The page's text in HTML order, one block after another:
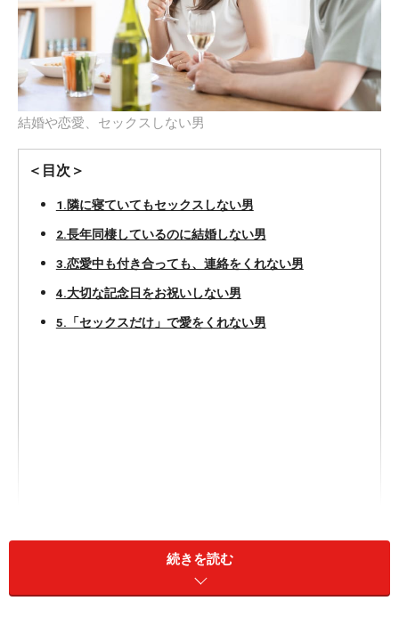
結婚や恋愛、セックスしない男
＜目次＞
1.隣に寝ていてもセックスしない男
2.長年同棲しているのに結婚しない男
3.恋愛中も付き合っても、連絡をくれない男
4.大切な記念日をお祝いしない男
5.「セックスだけ」で愛をくれない男
6.結婚適齢期なのに結婚しない男
続きを読む